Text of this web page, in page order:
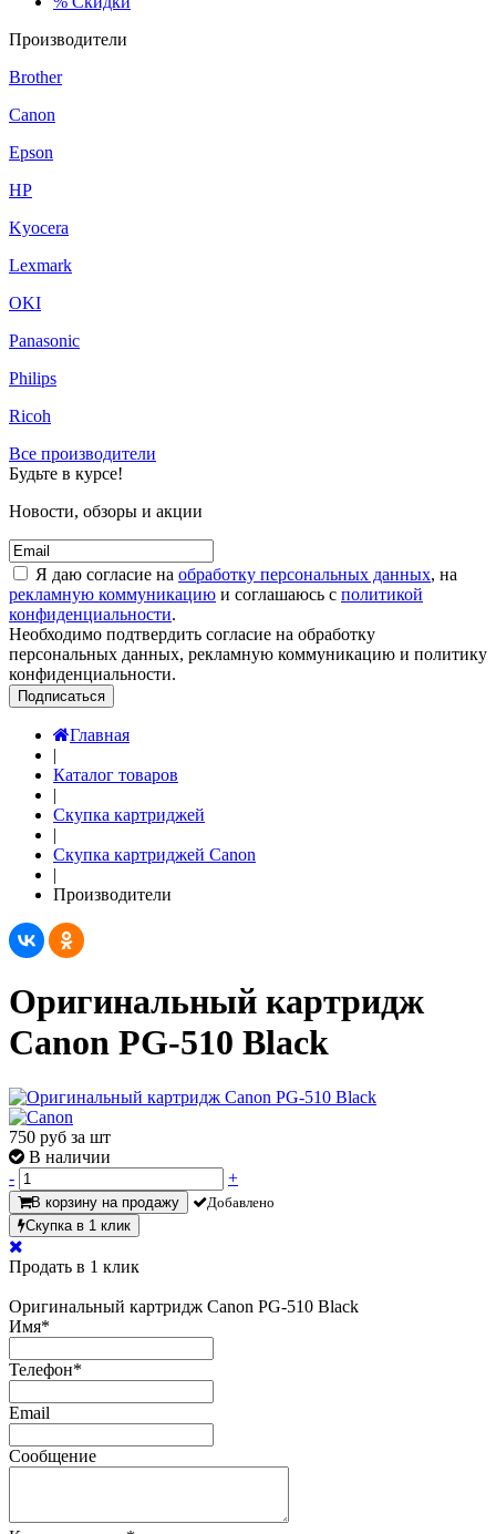
Производители
Brother
Canon
Epson
HP
Kyocera
Lexmark
OKI
Panasonic
Philips
Ricoh
Все производители
Будьте в курсе!
Новости, обзоры и акции
Я даю согласие на обработку персональных данных, на
рекламную коммуникацию и соглашаюсь с политикой
конфиденциальности.
Необходимо подтвердить согласие на обработку
персональных данных, рекламную коммуникацию и политику
конфиденциальности.
Подписаться
Главная
|
Каталог товаров
|
Скупка картриджей
|
Скупка картриджей Canon
|
Производители
Оригинальный картридж
Canon PG-510 Black
750 руб за шт
В наличии
-
+
В корзину на продажу
Добавлено
Скупка в 1 клик
Продать в 1 клик
Оригинальный картридж Canon PG-510 Black
Имя*
Телефон*
Email
Сообщение